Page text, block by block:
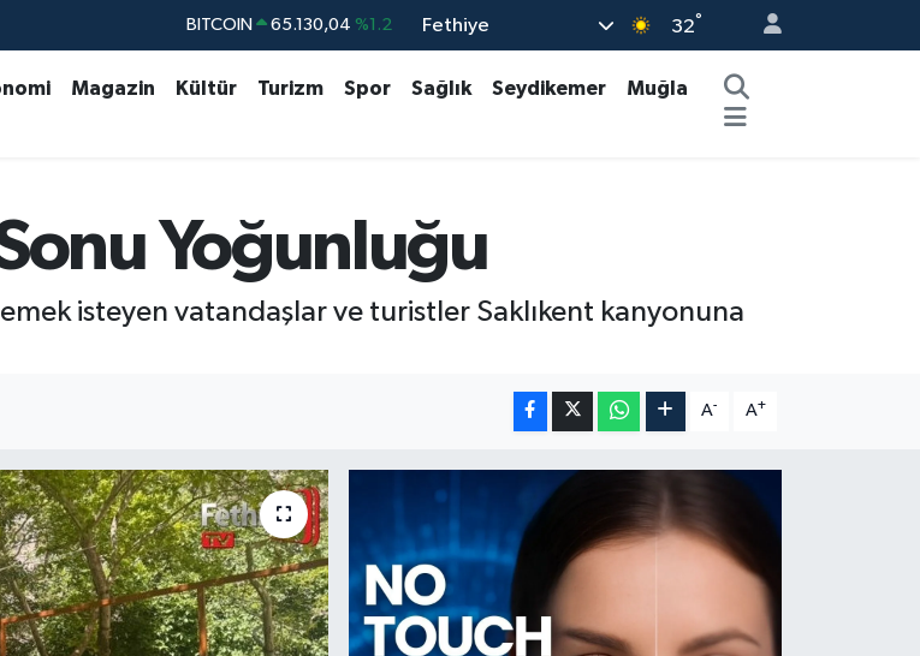
DOLAR 47,7106 %0.17
BITCOIN 65.130,04
Fethiye 32°
Magazin Kültür Turizm Spor Sağlık Seydikemer
Muğla
Yoğunluğu
isteyen vatandaşlar ve turistler Saklıkent kanyonuna
A- A+